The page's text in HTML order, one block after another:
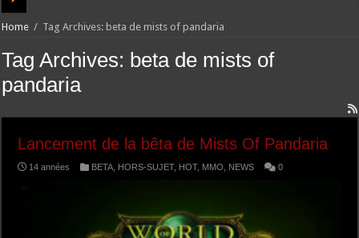
Home / Tag Archives: beta de mists of pandaria
Tag Archives: beta de mists of
pandaria
Lancement de la bêta de Mists Of Pandaria
14 années BETA HORS-SUJET, HOT, MMO NEWS 0